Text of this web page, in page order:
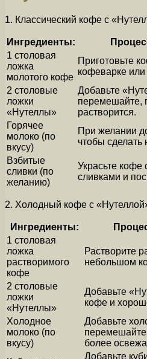
1. Классический кофе с
Ингредиенты:
1 столовая
ложка
молотого кофе
Приготовьте
кофеварке или
2 столовые
ложки
«Нутеллы»
Добавьте
перемешайте,
растворится.
Горячее
молоко (по
вкусу)
При желании
чтобы
Взбитые
сливки (по
желанию)
Украсьте кофе
сливками и
2. Холодный кофе с
Ингредиенты:
1 столовая
ложка
растворимого
кофе
Растворите
небольшом
2 столовые
ложки
«Нутеллы»
Добавьте
кофе и
Холодное
молоко (по
вкусу)
Добавьте
более
Добавьте